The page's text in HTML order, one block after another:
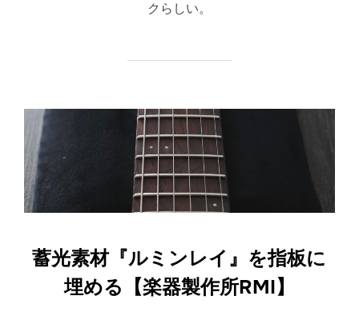
クらしい。
蓄光素材『ルミンレイ』を指板に
埋める【楽器製作所RMI】